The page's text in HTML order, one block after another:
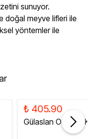
sunuyor.
doğal meyve lifleri ile
yöntemler ile
₺ 405.90
Gülaslan Organik